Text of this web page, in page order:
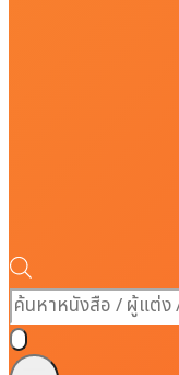
Products
search